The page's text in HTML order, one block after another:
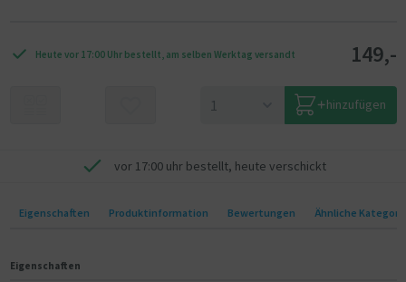
Heute vor 17:00 Uhr bestellt, am selben Werktag versandt 149,-
hinzufügen
vor 17:00 uhr bestellt, heute verschickt
Eigenschaften Produktinformation Bewertungen Ähnliche
Eigenschaften